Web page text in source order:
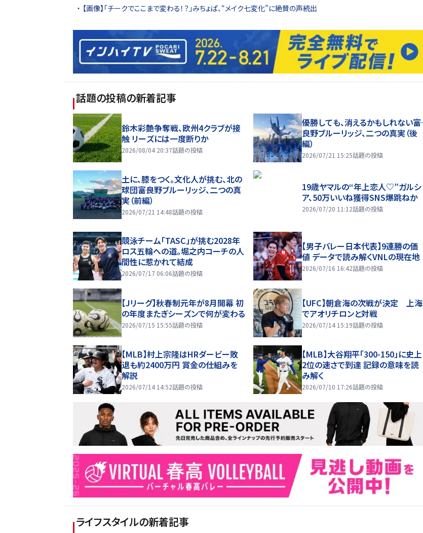
【画像】「チークでここまで変わる！？」みちょぱ、“メイク七変化”に絶賛の声続出
話題の投稿の新着記事
鈴木彩艶争奪戦、欧州4クラブが接
触 リーズには一度断りか
2026/08/04 20:37話題の投稿
優勝しても、消えるかもしれない――富
良野ブルーリッジ、二つの真実（後
編）
2026/07/21 15:25話題の投稿
土に、膝をつく。文化人が挑む、北の
球団――富良野ブルーリッジ、二つの真
実（前編）
2026/07/21 14:48話題の投稿
19歳ヤマルの“年上恋人♡”ガルシ
ア、50万いいね獲得SNS爆跳ねか
2026/07/20 11:12話題の投稿
競泳チーム「TASC」が挑む2028年
ロス五輪への道。堀之内コーチの人
間性に惹かれて結成
2026/07/17 06:06話題の投稿
【男子バレー日本代表】9連勝の価
値 データで読み解くVNLの現在地
2026/07/16 16:42話題の投稿
【Jリーグ】秋春制元年が8月開幕 初
の年度またぎシーズンで何が変わる
2026/07/15 15:55話題の投稿
【UFC】朝倉海の次戦が決定 上海
でアオリチロンと対戦
2026/07/14 15:19話題の投稿
【MLB】村上宗隆はHRダービー敗
退も約2400万円 賞金の仕組みを
解説
2026/07/14 14:52話題の投稿
【MLB】大谷翔平「300-150」に史上
2位の速さで到達 記録の意味を読
み解く
2026/07/10 17:26話題の投稿
ライフスタイルの新着記事